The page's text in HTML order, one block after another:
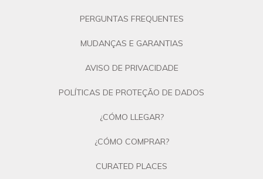
PERGUNTAS FREQUENTES
MUDANÇAS E GARANTIAS
AVISO DE PRIVACIDADE
POLÍTICAS DE PROTEÇÃO DE DADOS
¿CÓMO LLEGAR?
¿CÓMO COMPRAR?
CURATED PLACES